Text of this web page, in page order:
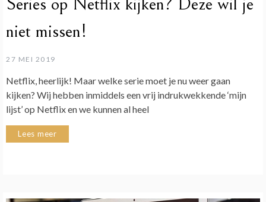
niet missen!
27 MEI 2019
Netflix, heerlijk! Maar welke serie moet je nu weer gaan
kijken? Wij hebben inmiddels een vrij indrukwekkende ‘mijn
lijst’ op Netflix en we kunnen al heel
Lees meer